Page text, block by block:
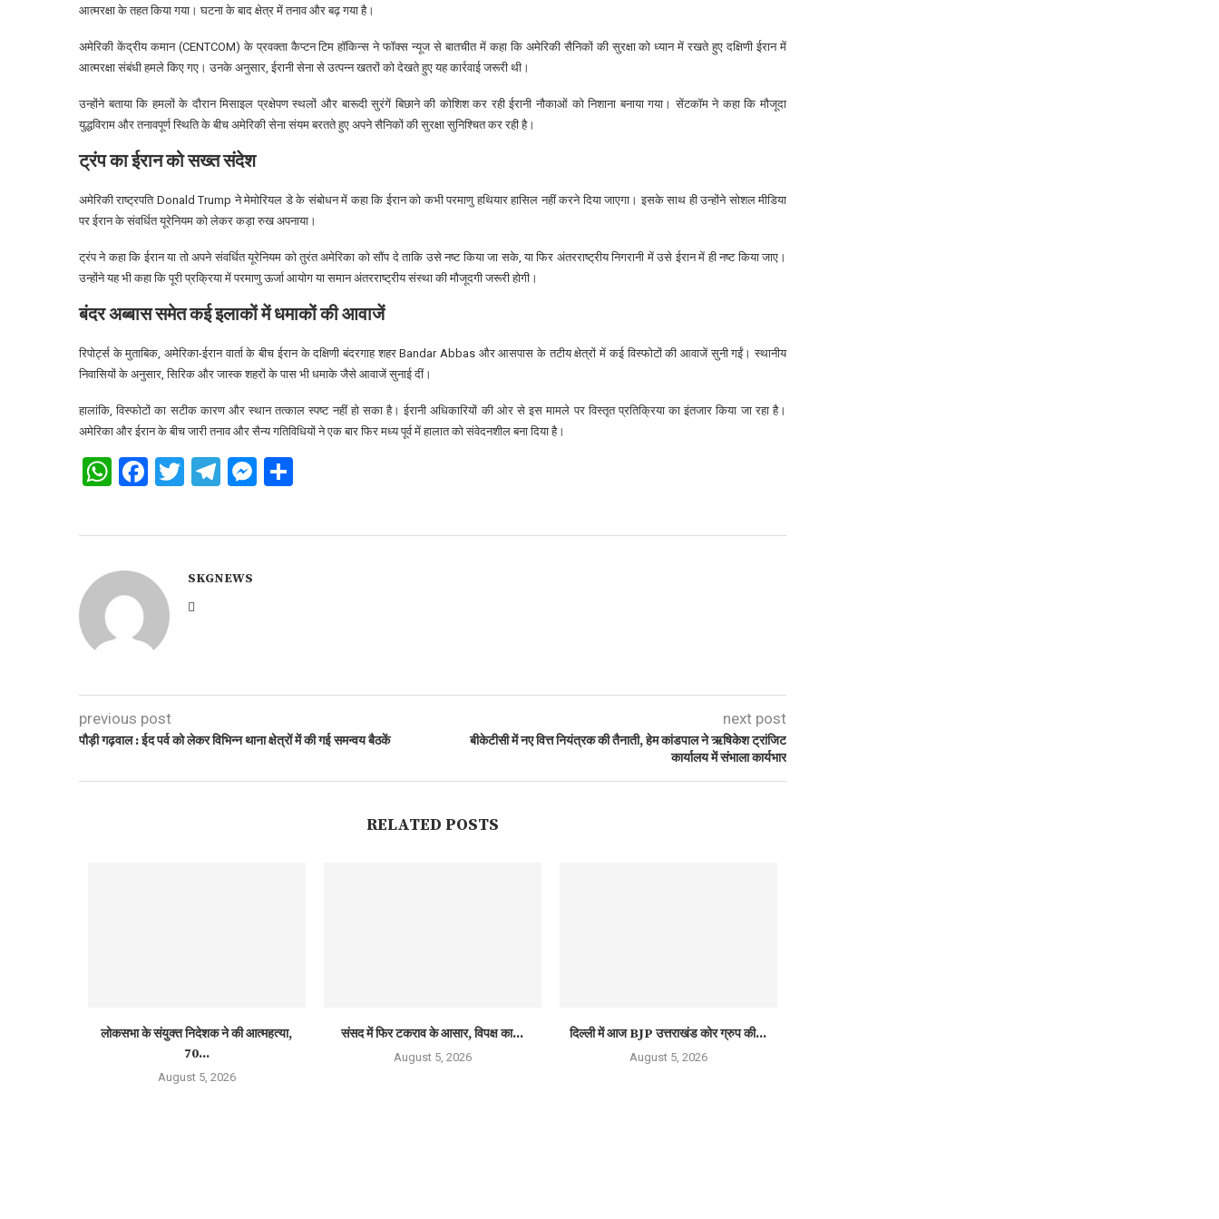
आत्मरक्षा के तहत किया गया। घटना के बाद क्षेत्र में तनाव और बढ़ गया है।
अमेरिकी केंद्रीय कमान (CENTCOM) के प्रवक्ता कैप्टन टिम हॉकिन्स ने फॉक्स न्यूज से बातचीत में कहा कि अमेरिकी सैनिकों की सुरक्षा को ध्यान में रखते हुए दक्षिणी ईरान में
आत्मरक्षा संबंधी हमले किए गए। उनके अनुसार, ईरानी सेना से उत्पन्न खतरों को देखते हुए यह कार्रवाई जरूरी थी।
उन्होंने बताया कि हमलों के दौरान मिसाइल प्रक्षेपण स्थलों और बारूदी सुरंगें बिछाने की कोशिश कर रही ईरानी नौकाओं को निशाना बनाया गया। सेंटकॉम ने कहा कि मौजूदा
युद्धविराम और तनावपूर्ण स्थिति के बीच अमेरिकी सेना संयम बरतते हुए अपने सैनिकों की सुरक्षा सुनिश्चित कर रही है।
ट्रंप का ईरान को सख्त संदेश
अमेरिकी राष्ट्रपति Donald Trump ने मेमोरियल डे के संबोधन में कहा कि ईरान को कभी परमाणु हथियार हासिल नहीं करने दिया जाएगा। इसके साथ ही उन्होंने सोशल मीडिया
पर ईरान के संवर्धित यूरेनियम को लेकर कड़ा रुख अपनाया।
ट्रंप ने कहा कि ईरान या तो अपने संवर्धित यूरेनियम को तुरंत अमेरिका को सौंप दे ताकि उसे नष्ट किया जा सके, या फिर अंतरराष्ट्रीय निगरानी में उसे ईरान में ही नष्ट किया जाए।
उन्होंने यह भी कहा कि पूरी प्रक्रिया में परमाणु ऊर्जा आयोग या समान अंतरराष्ट्रीय संस्था की मौजूदगी जरूरी होगी।
बंदर अब्बास समेत कई इलाकों में धमाकों की आवाजें
रिपोर्ट्स के मुताबिक, अमेरिका-ईरान वार्ता के बीच ईरान के दक्षिणी बंदरगाह शहरBandar Abbas और आसपास के तटीय क्षेत्रों में कई विस्फोटों की आवाजें सुनी गईं। स्थानीय
निवासियों के अनुसार, सिरिक और जास्क शहरों के पास भी धमाके जैसे आवाजें सुनाई दीं।
हालांकि, विस्फोटों का सटीक कारण और स्थान तत्काल स्पष्ट नहीं हो सका है। ईरानी अधिकारियों की ओर से इस मामले पर विस्तृत प्रतिक्रिया का इंतजार किया जा रहा है।
अमेरिका और ईरान के बीच जारी तनाव और सैन्य गतिविधियों ने एक बार फिर मध्य पूर्व में हालात को संवेदनशील बना दिया है।
WhatsApp
Facebook
Twitter
Telegram
Messenger
SKGNEWS
previous post
पौड़ी गढ़वाल : ईद पर्व को लेकर विभिन्न थाना क्षेत्रों में की गई समन्वय बैठकें
next post
बीकेटीसी में नए वित्त नियंत्रक की तैनाती, हेम कांडपाल ने ऋषिकेश ट्रांजिट
कार्यालय में संभाला कार्यभार
RELATED POSTS
लोकसभा के संयुक्त निदेशक ने की आत्महत्या,
70...
August 5, 2026
संसद में फिर टकराव के आसार, विपक्ष का...
August 5, 2026
दिल्ली में आज BJP उत्तराखंड कोर ग्रुप की...
August 5, 2026